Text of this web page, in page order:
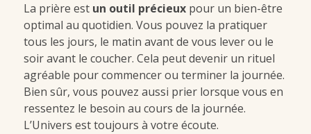
La prière est un outil précieux pour un bien-être
optimal au quotidien. Vous pouvez la pratiquer
tous les jours, le matin avant de vous lever ou le
soir avant le coucher. Cela peut devenir un rituel
agréable pour commencer ou terminer la journée.
Bien sûr, vous pouvez aussi prier lorsque vous en
ressentez le besoin au cours de la journée.
L’Univers est toujours à votre écoute.